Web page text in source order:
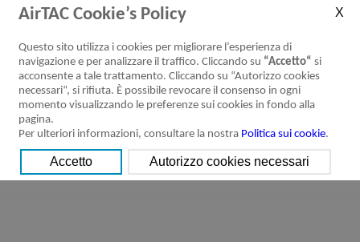
[Download] Transactions with related parties of Airtac International Group 2015
AirTAC Cookie’s Policy
Questo sito utilizza i cookies per migliorare l’esperienza di
navigazione e per analizzare il traffico. Cliccando su “Accetto“ si
acconsente a tale trattamento. Cliccando su “Autorizzo cookies
necessari“, si rifiuta. È possibile revocare il consenso in ogni
momento visualizzando le preferenze sui cookies in fondo alla
pagina.
Per ulteriori informazioni, consultare la nostra Politica sui cookie.